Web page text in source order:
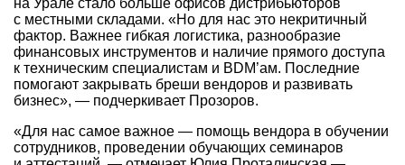
с местными складами. «Но для нас это некритичный
фактор. Важнее гибкая логистика, разнообразие
финансовых инструментов и наличие прямого доступа
к техническим специалистам и BDM’ам. Последние
помогают закрывать бреши вендоров и развивать
бизнес», — подчеркивает Прозоров.
«Для нас самое важное — помощь вендора в обучении
сотрудников, проведении обучающих семинаров